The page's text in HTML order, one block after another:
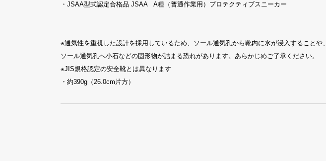
・JSAA型式認定合格品 JSAA A種（普通作業用）プロテクティブスニーカー
※通気性を重視した設計を採用しているため、ソール通気孔から靴内に水が浸入することや、
ソール通気孔へ小石などの固形物が詰まる恐れがあります。あらかじめご了承ください。
※JIS規格認定の安全靴とは異なります
・約390g（26.0cm片方）